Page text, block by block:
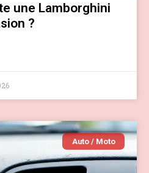
une Lamborghini
?
Auto / Moto